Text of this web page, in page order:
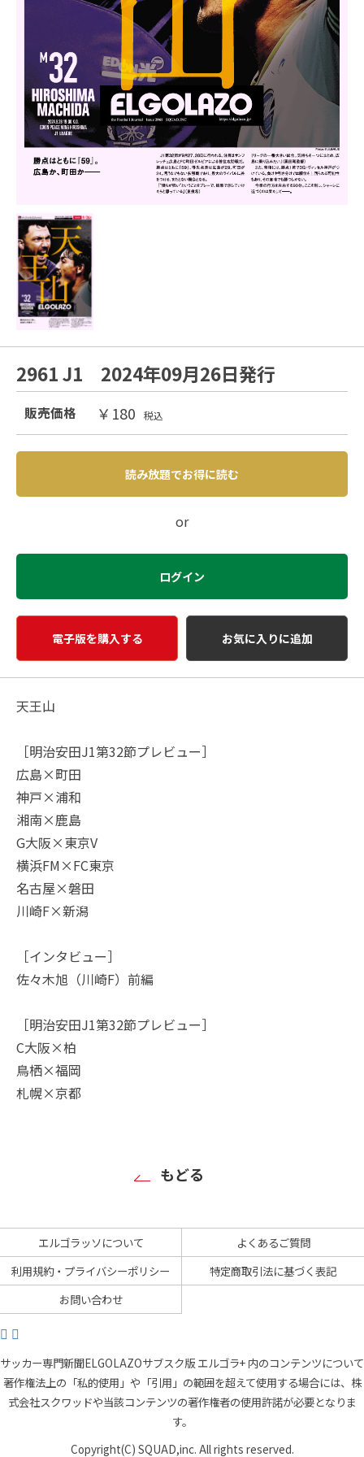
2961 J1 2024年09月26日発行
販売価格 ￥180 税込
読み放題でお得に読む
or
ログイン
電子版を購入する お気に入りに追加
天王山
［明治安田J1第32節プレビュー］
広島×町田
神戸×浦和
湘南×鹿島
G大阪×東京V
横浜FM×FC東京
名古屋×磐田
川崎F×新潟
［インタビュー］
佐々木旭（川崎F）前編
［明治安田J1第32節プレビュー］
C大阪×柏
鳥栖×福岡
札幌×京都
もどる
エルゴラッソについて
よくあるご質問
利用規約・プライバシーポリシー
特定商取引法に基づく表記
お問い合わせ
サッカー専門新聞ELGOLAZOサブスク版 エルゴラ+ 内のコンテンツについて
著作権法上の「私的使用」や「引用」の範囲を超えて使用する場合には、株
式会社スクワッドや当該コンテンツの著作権者の使用許諾が必要となりま
す。
Copyright(C) SQUAD,inc. All rights reserved.